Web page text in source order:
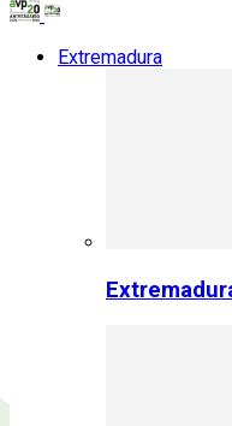
Extremadura